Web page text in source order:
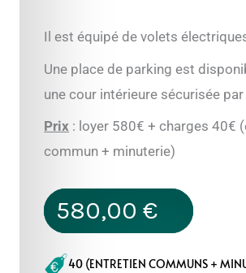
Il est équipé de volets
Une place de parking est
une cour intérieure sécurisée
Prix : loyer 580€ + charges 40€
commun + minuterie)
580,00€
40 (ENTRETIEN COMMUNS +